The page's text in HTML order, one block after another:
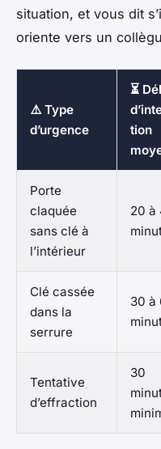
situation, et vous dit
oriente vers un
⚠️ Type
d’urgence
⏳
tion
Porte
claquée
sans clé à
l’intérieur
20 à
Clé cassée
dans la
serrure
30 à
Tentative
d’effraction
30